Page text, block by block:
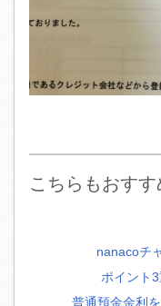
こちらもおすす
nanacoチ
ポイント3
普通預金金利